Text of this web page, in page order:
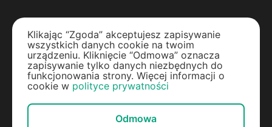
Katalog
Rośliny egzotyczne
Drzewa owocowe
Rośliny ozdobne
Klikając “Zgoda” akceptujesz zapisywanie
wszystkich danych cookie na twoim
urządzeniu. Kliknięcie “Odmowa” oznacza
zapisywanie tylko danych niezbędnych do
funkcjonowania strony. Więcej informacji o
cookie w polityce prywatności
Odmowa